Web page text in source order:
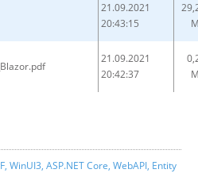
21.09.2021
20:43:15
21.09.2021
20:42:37
WinUI3, ASP.NET Core, WebAPI, Entity